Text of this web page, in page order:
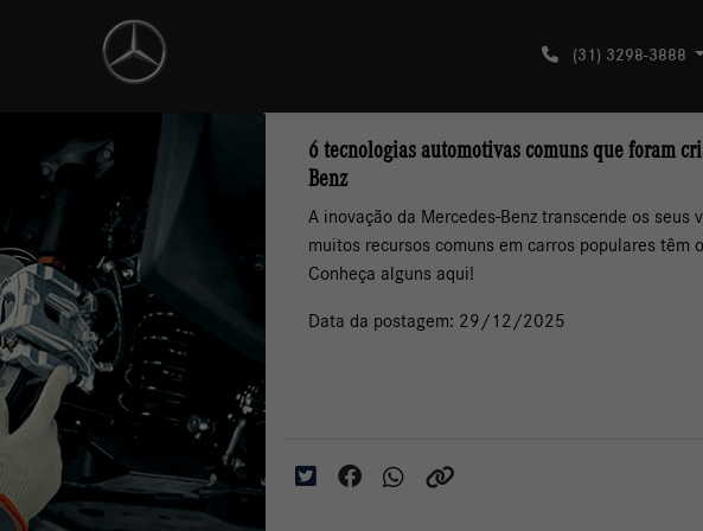
(31) 3298-3888
6 tecnologias automotivas comuns que foram
Benz
A inovação da Mercedes-Benz transcende os seus
muitos recursos comuns em carros populares têm
Conheça alguns aqui!
Data da postagem: 29/12/2025